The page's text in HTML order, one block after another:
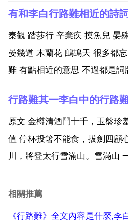
雲帆濟滄海。詩文解釋 金樽斟
玉盤裡擺滿珍美的菜餚價值萬
子，停下筷子，...
秦觀 踏莎行 辛棄疾 摸魚兒 晏
晏幾道 木蘭花 鷓鴣天 很多都
難 有點相近的意思 不過都是詞
仙的詩詞有幾位能與之相比啊
的 行路難 有何相似之處 ...
行路難其一李白中的行路
原文 金樽清酒鬥十千，玉盤珍
值 停杯投箸不能食，拔劍四顧
川，將登太行雪滿山。雪滿山
在?長風破浪會有時，直掛雲帆
相關推薦